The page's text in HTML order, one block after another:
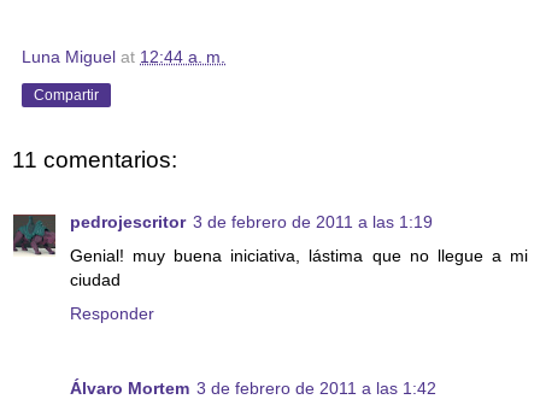
Luna Miguel at 12:44 a. m.
Compartir
11 comentarios:
pedrojescritor 3 de febrero de 2011 a las 1:19
Genial! muy buena iniciativa, lástima que no llegue a mi
ciudad
Responder
Álvaro Mortem 3 de febrero de 2011 a las 1:42